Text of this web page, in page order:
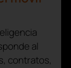
al
contratos,